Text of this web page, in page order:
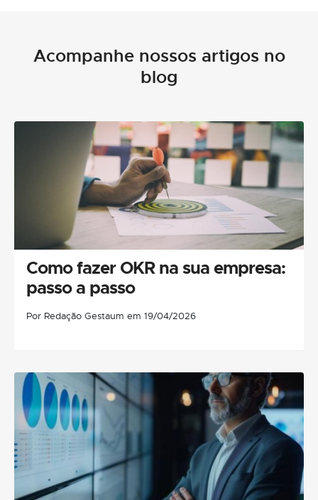
Acompanhe nossos artigos no
blog
Como fazer OKR na sua empresa:
passo a passo
Por Redação Gestaum em 19/04/2026